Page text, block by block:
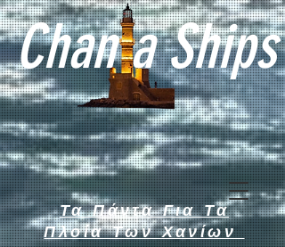
Chan a Ships
Τα Πάντα Για Τα
Πλοία Των Χανίων